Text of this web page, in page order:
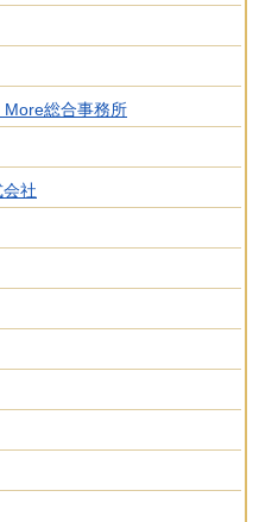
総合事務所
社